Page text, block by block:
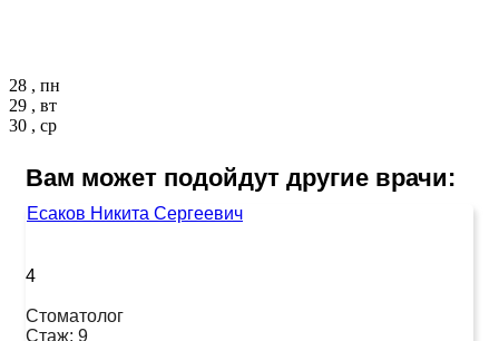
28 , пн
29 , вт
30 , ср
Вам может подойдут другие врачи:
Есаков Никита Сергеевич
4
Стоматолог
Стаж: 9